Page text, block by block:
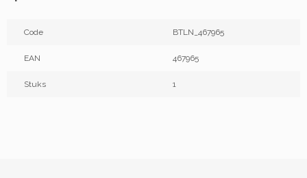
Code BTLN_467965
EAN 467965
Stuks 1